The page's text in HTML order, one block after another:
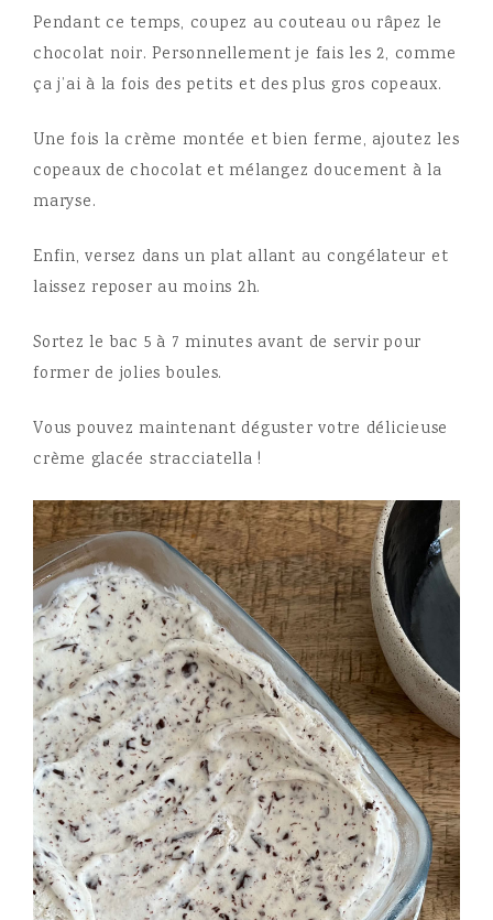
Pendant ce temps, coupez au couteau ou râpez le
chocolat noir. Personnellement je fais les 2, comme
ça j’ai à la fois des petits et des plus gros copeaux.
Une fois la crème montée et bien ferme, ajoutez les
copeaux de chocolat et mélangez doucement à la
maryse.
Enfin, versez dans un plat allant au congélateur et
laissez reposer au moins 2h.
Sortez le bac 5 à 7 minutes avant de servir pour
former de jolies boules.
Vous pouvez maintenant déguster votre délicieuse
crème glacée stracciatella !